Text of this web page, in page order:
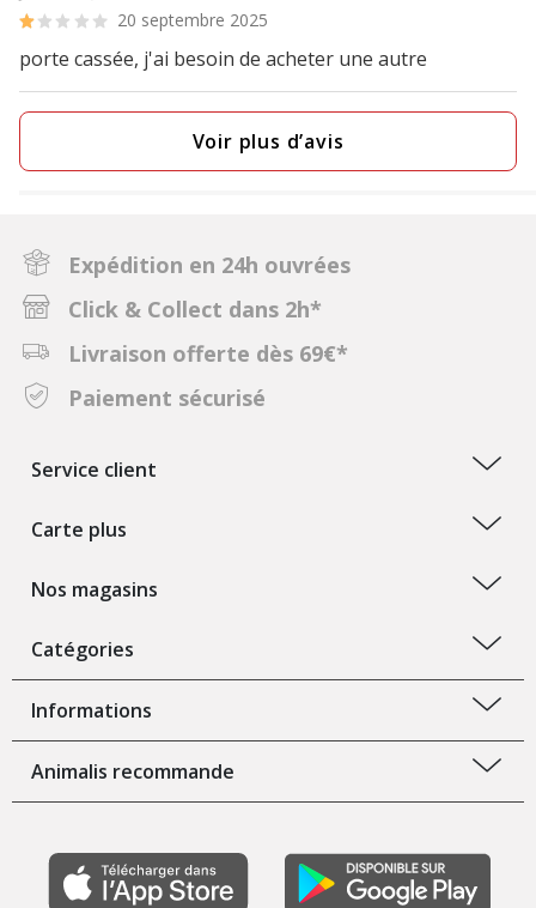
20 septembre 2025
porte cassée, j'ai besoin de acheter une autre
Voir plus d’avis
Expédition en 24h ouvrées
Click & Collect dans 2h*
Livraison offerte dès 69€*
Paiement sécurisé
Service client
Carte plus
Nos magasins
Catégories
Informations
Animalis recommande